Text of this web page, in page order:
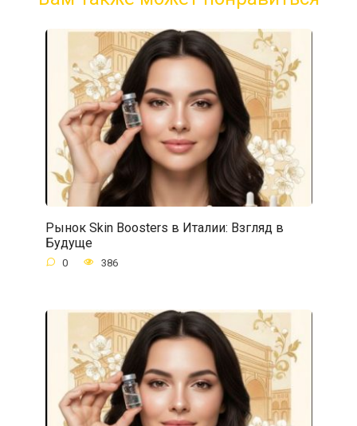
Рынок Skin Boosters в Италии: Взгляд в
Будуще
0 386